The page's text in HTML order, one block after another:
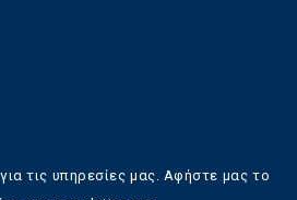
τις υπηρεσίες μας. Αφήστε μας το